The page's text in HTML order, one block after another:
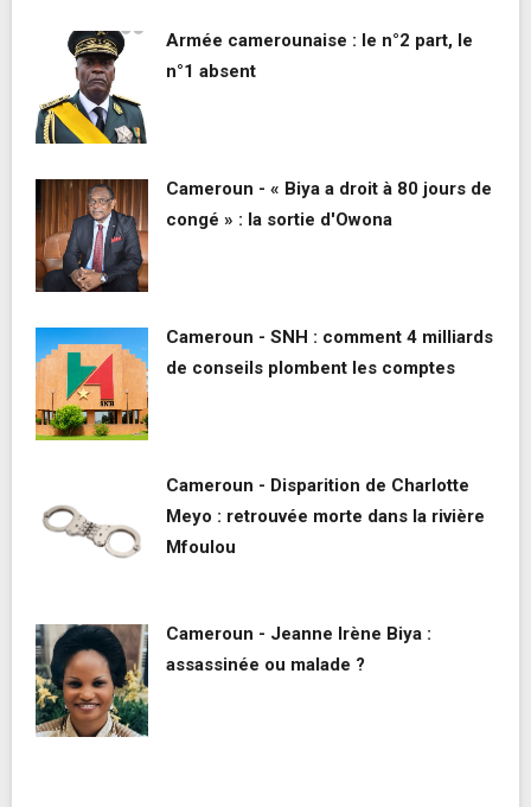
Armée camerounaise : le n°2 part, le
n°1 absent
Cameroun - « Biya a droit à 80 jours de
congé » : la sortie d'Owona
Cameroun - SNH : comment 4 milliards
de conseils plombent les comptes
Cameroun - Disparition de Charlotte
Meyo : retrouvée morte dans la rivière
Mfoulou
Cameroun - Jeanne Irène Biya :
assassinée ou malade ?